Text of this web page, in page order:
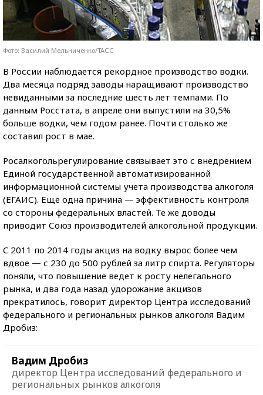
Фото: Василий Мельниченко/ТАСС
В России наблюдается рекордное производство водки.
Два месяца подряд заводы наращивают производство
невиданными за последние шесть лет темпами. По
данным Росстата, в апреле они выпустили на 30,5%
больше водки, чем годом ранее. Почти столько же
составил рост в мае.
Росалкогольрегулирование связывает это с внедрением
Единой государственной автоматизированной
информационной системы учета производства алкоголя
(ЕГАИС). Еще одна причина — эффективность контроля
со стороны федеральных властей. Те же доводы
приводит Союз производителей алкогольной продукции.
C 2011 по 2014 годы акциз на водку вырос более чем
вдвое — с 230 до 500 рублей за литр спирта. Регуляторы
поняли, что повышение ведет к росту нелегального
рынка, и два года назад удорожание акцизов
прекратилось, говорит директор Центра исследований
федерального и региональных рынков алкоголя Вадим
Дробиз:
Вадим Дробиз
директор Центра исследований федерального и
региональных рынков алкоголя